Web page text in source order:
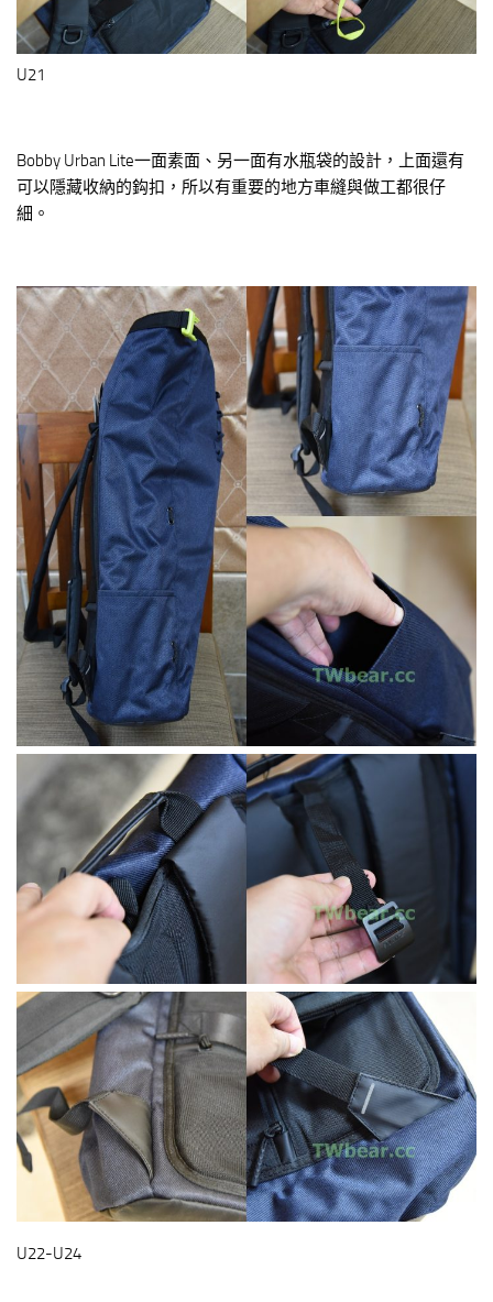
U21
Bobby Urban Lite一面素面、另一面有水瓶袋的設計，上面還有
可以隱藏收納的鈎扣，所以有重要的地方車縫與做工都很仔
細。
U22-U24